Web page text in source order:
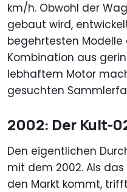
km/h. Obwohl der
gebaut wird,
begehrtesten Modelle
Kombination aus
lebhaftem Motor
gesuchten
2002: Der Kult-
Den eigentlichen
mit dem 2002. Als
den Markt kommt,